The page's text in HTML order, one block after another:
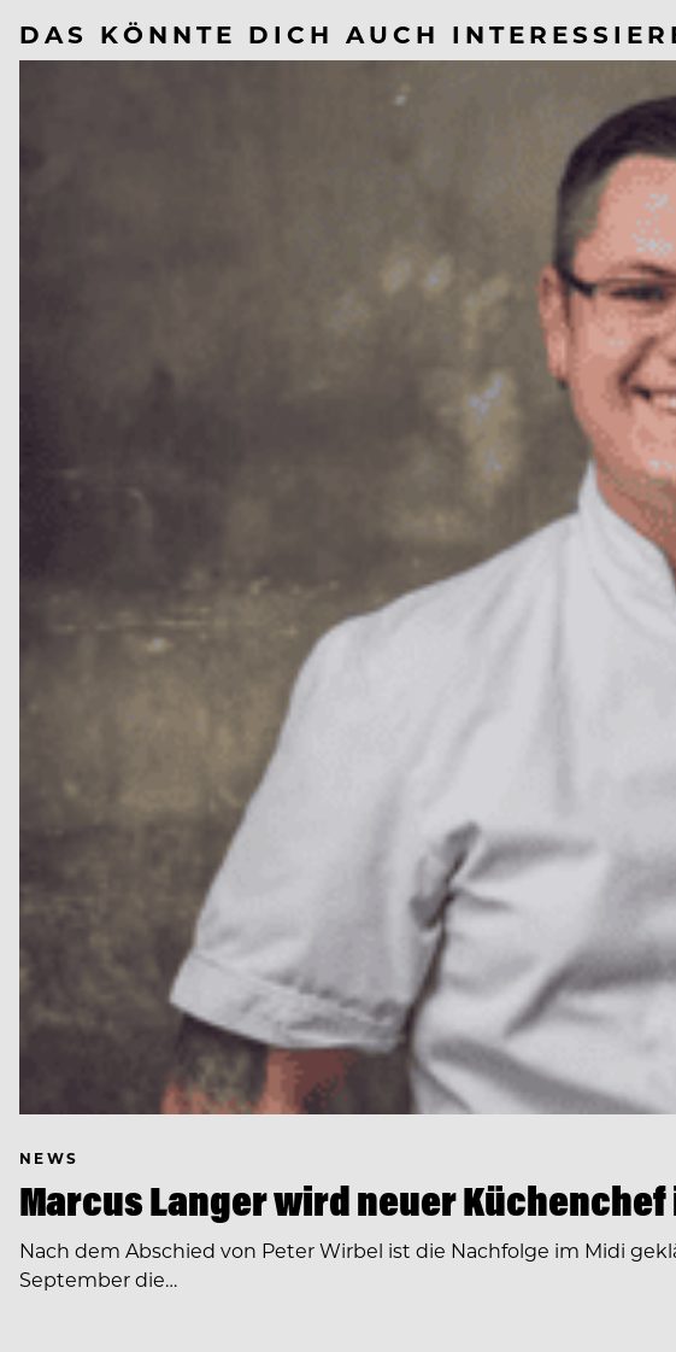
DAS KÖNNTE DICH AUCH
NEWS
Marcus Langer wird neuer
Nach dem Abschied von Peter Wirbel ist die Nachfolge im Midi
September die…